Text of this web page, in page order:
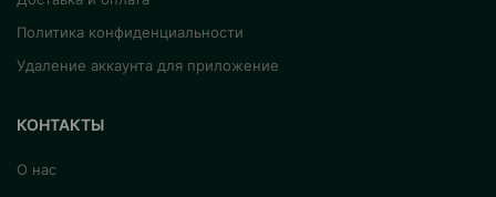
Политика конфиденциальности
Удаление аккаунта для приложение
КОНТАКТЫ
О нас